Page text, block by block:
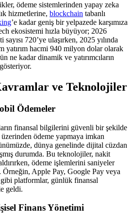
ödeme sistemlerinden yapay zeka
hizmetlerine, blockchain tabanlı
’e kadar geniş bir yelpazede karşımıza
ekosistemi hızla büyüyor; 2026
720’ye ulaşırken, 2025 yılında
yatırım hacmi 940 milyon dolar olarak
ne kadar dinamik ve yatırımcıların
ve Teknolojiler
Ödemeler
finansal bilgilerini güvenli bir şekilde
ödeme yapmaya imkan
dünya genelinde dijital cüzdan
durumda. Bu teknolojiler, nakit
ödeme işlemlerini saniyeler
Örneğin, Apple Pay, Google Pay veya
platformlar, günlük finansal
geldi.
Finans Yönetimi